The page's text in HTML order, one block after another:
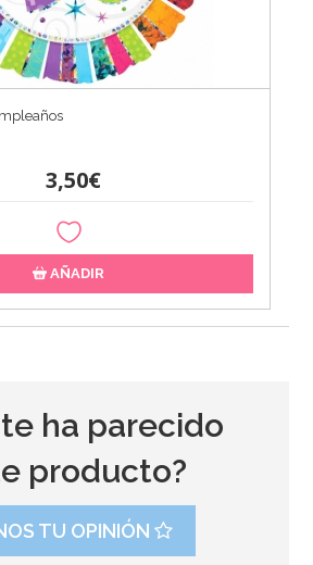
3,50€
AÑADIR
ha parecido
producto?
TU OPINIÓN